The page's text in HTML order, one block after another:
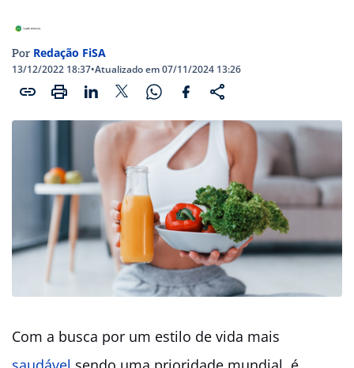
Por Redação FiSA
13/12/2022 18:37•Atualizado em 07/11/2024 13:26
Com a busca por um estilo de vida mais